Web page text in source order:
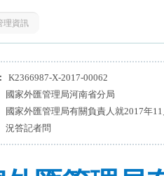
理資訊
K2366987-X-2017-00062
國家外匯管理局河南省分局
國家外匯管理局有關負責人就2017年
況答記者問